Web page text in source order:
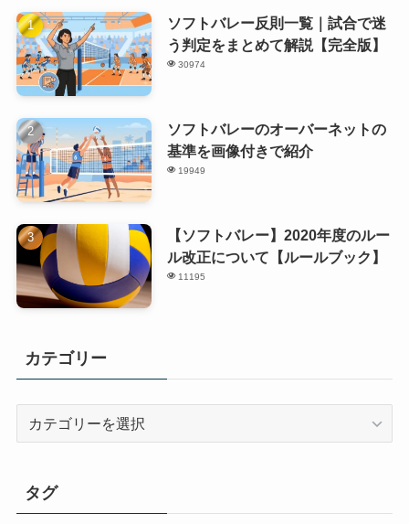
ソフトバレー反則一覧｜試合で迷
う判定をまとめて解説【完全版】
30974
ソフトバレーのオーバーネットの
基準を画像付きで紹介
19949
【ソフトバレー】2020年度のルー
ル改正について【ルールブック】
11195
カテゴリー
ー
タグ